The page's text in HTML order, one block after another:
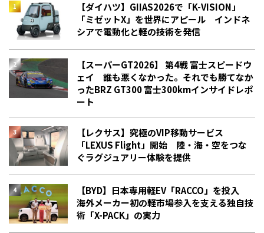
【ダイハツ】GIIAS2026で「K-VISION」
「ミゼットX」を世界にアピール インドネ
シアで電動化と軽の技術を発信
【スーパーGT2026】 第4戦 富士スピードウ
ェイ 誰も悪くなかった。それでも勝てなか
った――BRZ GT300 富士300kmインサイドレポ
ート
【レクサス】究極のVIP移動サービス
「LEXUS Flight」開始 陸・海・空をつな
ぐラグジュアリー体験を提供
【BYD】日本専用軽EV「RACCO」を投入
海外メーカー初の軽市場参入を支える独自技
術「X-PACK」の実力